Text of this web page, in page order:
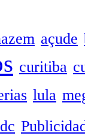
açude
curitiba
lula